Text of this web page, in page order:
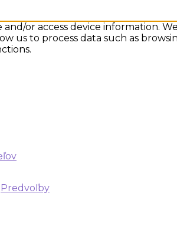
or access device information.
us to process data such as
Predvoľby